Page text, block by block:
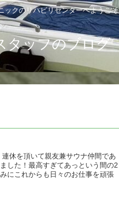
ックのリハビリセンターへようこそ
タッフのブログ
休を頂いて親友兼サウナ仲間であ
した！最高すぎてあっという間の2
にこれからも日々のお仕事を頑張